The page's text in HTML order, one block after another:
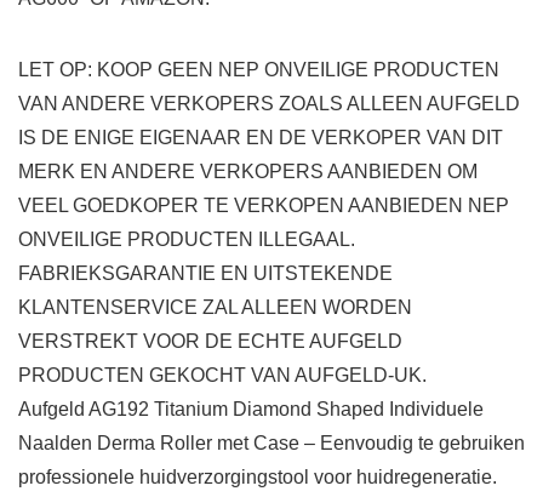
LET OP: KOOP GEEN NEP ONVEILIGE PRODUCTEN
VAN ANDERE VERKOPERS ZOALS ALLEEN AUFGELD
IS DE ENIGE EIGENAAR EN DE VERKOPER VAN DIT
MERK EN ANDERE VERKOPERS AANBIEDEN OM
VEEL GOEDKOPER TE VERKOPEN AANBIEDEN NEP
ONVEILIGE PRODUCTEN ILLEGAAL.
FABRIEKSGARANTIE EN UITSTEKENDE
KLANTENSERVICE ZAL ALLEEN WORDEN
VERSTREKT VOOR DE ECHTE AUFGELD
PRODUCTEN GEKOCHT VAN AUFGELD-UK.
Aufgeld AG192 Titanium Diamond Shaped Individuele
Naalden Derma Roller met Case – Eenvoudig te gebruiken
professionele huidverzorgingstool voor huidregeneratie.